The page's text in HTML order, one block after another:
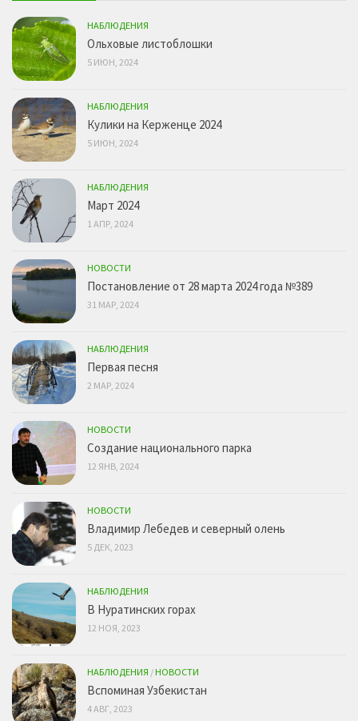
НАБЛЮДЕНИЯ
Ольховые листоблошки
5 ИЮН, 2024
НАБЛЮДЕНИЯ
Кулики на Керженце 2024
5 ИЮН, 2024
НАБЛЮДЕНИЯ
Март 2024
1 АПР, 2024
НОВОСТИ
Постановление от 28 марта 2024 года №389
31 МАР, 2024
НАБЛЮДЕНИЯ
Первая песня
2 МАР, 2024
НОВОСТИ
Создание национального парка
12 ЯНВ, 2024
НОВОСТИ
Владимир Лебедев и северный олень
5 ДЕК, 2023
НАБЛЮДЕНИЯ
В Нуратинских горах
12 НОЯ, 2023
НАБЛЮДЕНИЯ /НОВОСТИ
Вспоминая Узбекистан
4 АВГ, 2023